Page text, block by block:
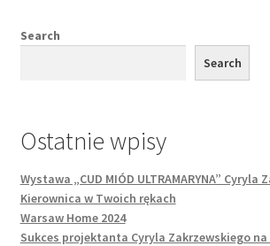
Search
Search
Ostatnie wpisy
Wystawa „CUD MIÓD ULTRAMARYNA” Cyryla
Kierownica w Twoich rękach
Warsaw Home 2024
Sukces projektanta Cyryla Zakrzewskiego